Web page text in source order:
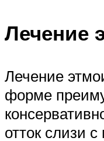
Лечение
Лечение
форме
отток слизи